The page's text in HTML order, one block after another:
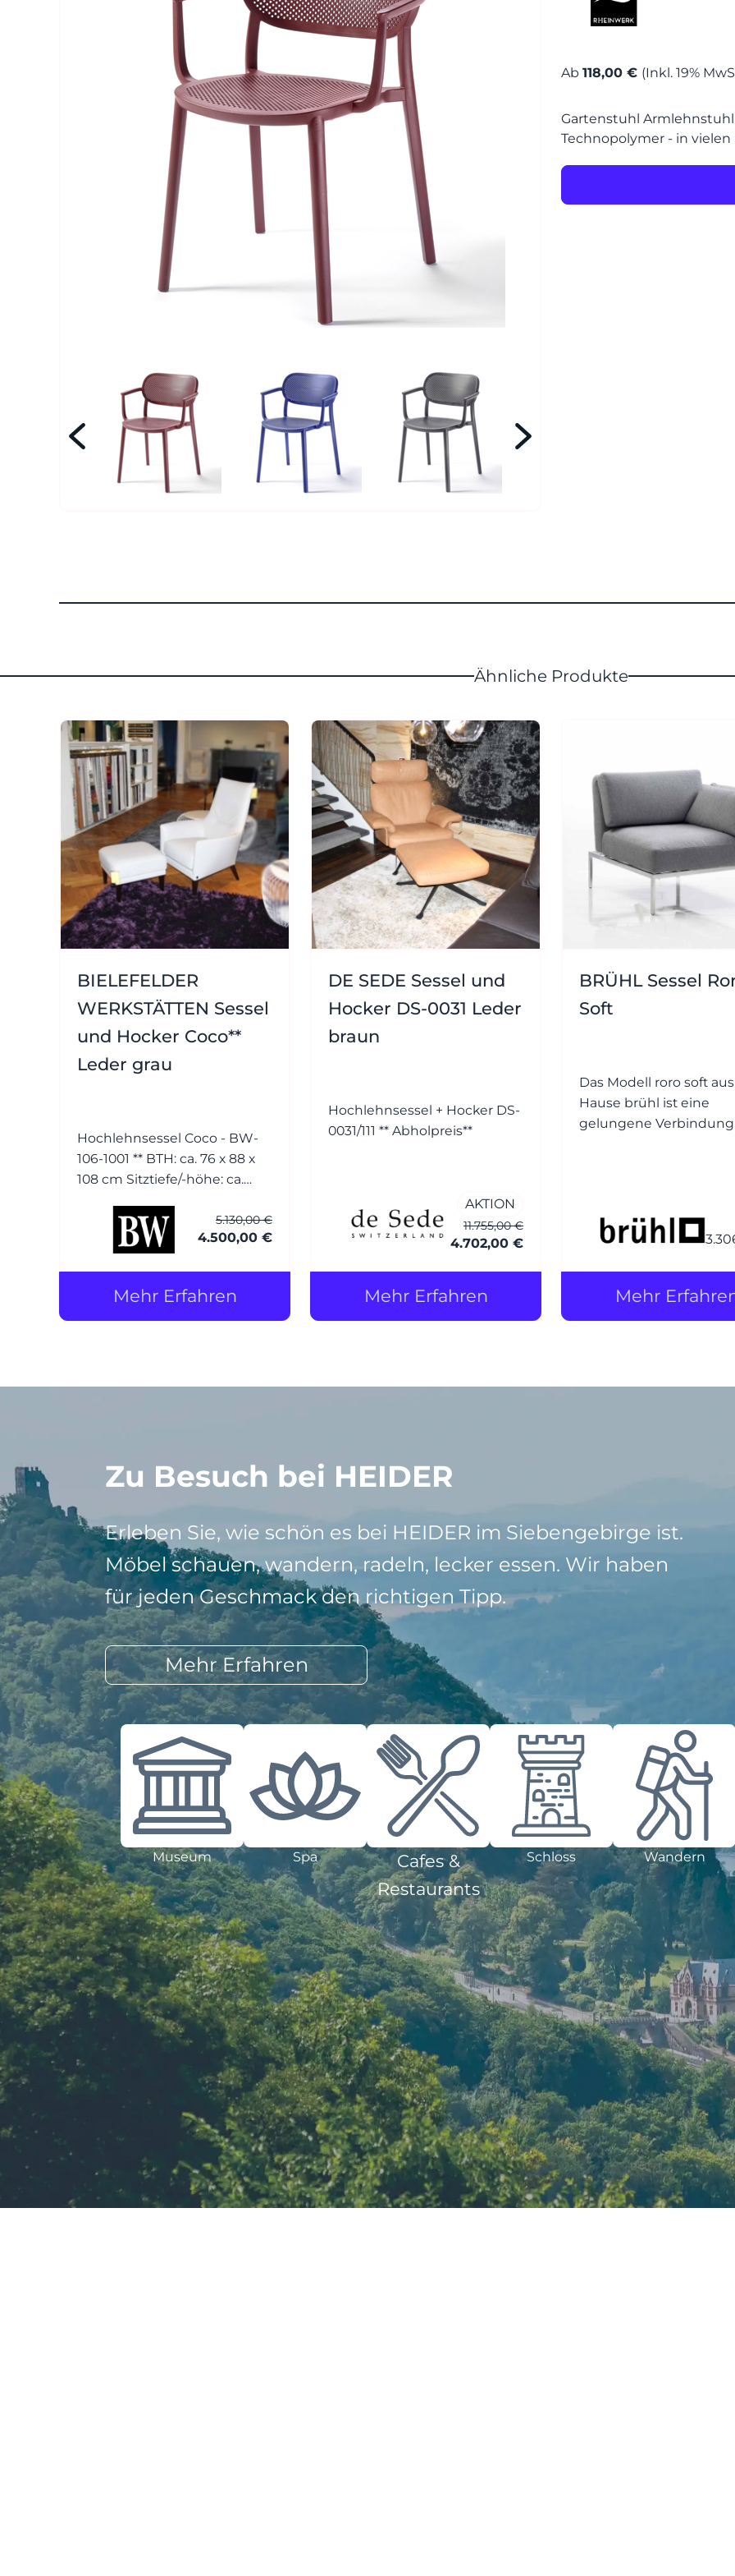
HERSTELLER
EVENTS
RHEINWERK
MÖBEL
Ab 118,00 € (Inkl. 19%
Gartenstuhl Armlehnstuhl
Technopolymer - in
Ähnliche Produkte
BIELEFELDER
WERKSTÄTTEN Sessel
und Hocker Coco**
Leder grau
Hochlehnsessel Coco - BW-
106-1001 ** BTH: ca. 76 x 88 x
108 cm Sitztiefe/-höhe: ca.
Normandie grau mit Keder
Füsse: Esche wengefarbig
cm Bezug: Leder (1)
5.130,00 €
4.500,00 €
Mehr Erfahren
DE SEDE Sessel und
Hocker DS-0031 Leder
braun
Hochlehnsessel + Hocker DS-
0031/111 ** Abholpreis**
AKTION
11.755,00 €
4.702,00 €
Mehr Erfahren
BRÜHL Sessel
Soft
Das Modell roro soft
Hause brühl ist eine
gelungene Verbindung
weichere, einladender
Polsterung ergänzt –
Mehr
Zu Besuch bei HEIDER
Erleben Sie, wie schön es bei HEIDER im Siebengebirge ist.
Möbel schauen, wandern, radeln, lecker essen. Wir haben
für jeden Geschmack den richtigen Tipp.
Mehr Erfahren
Museum Spa
Cafes &
Restaurants
Schloss Wandern
Senden